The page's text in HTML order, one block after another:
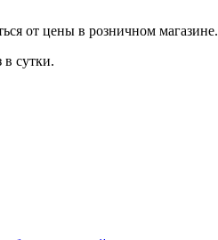
от цены в розничном магазине.
в сутки.